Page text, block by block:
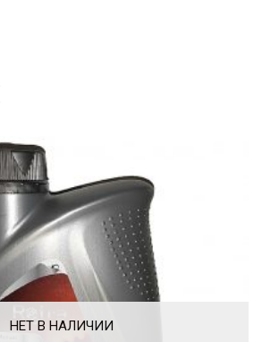
НЕТ В НАЛИЧИИ